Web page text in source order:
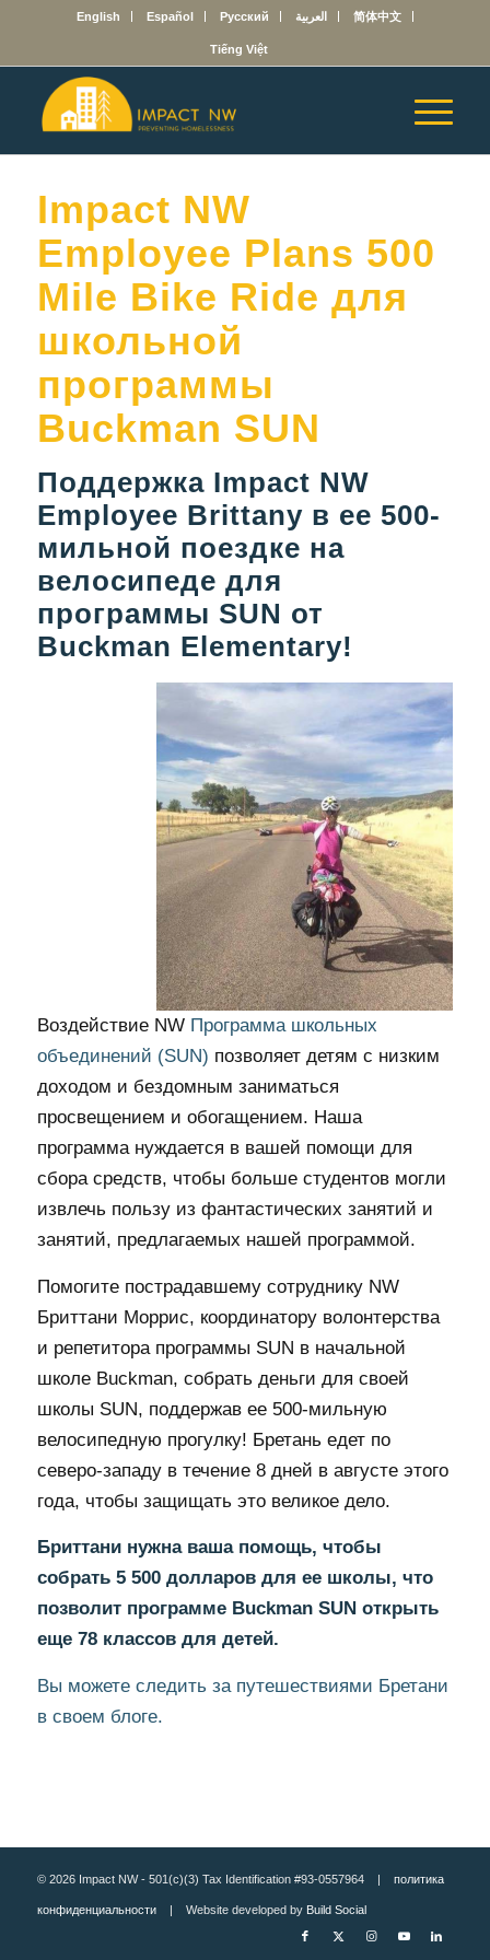
English Español Русский العربية 简体中文
Tiếng Việt
Impact NW
Employee Plans 500
Mile Bike Ride для
школьной
программы
Buckman SUN
Поддержка Impact NW
Employee Brittany в ее 500-
мильной поездке на
велосипеде для
программы SUN от
Buckman Elementary!
Воздействие NW Программа школьных
объединений (SUN) позволяет детям с низким
доходом и бездомным заниматься
просвещением и обогащением. Наша
программа нуждается в вашей помощи для
сбора средств, чтобы больше студентов могли
извлечь пользу из фантастических занятий и
занятий, предлагаемых нашей программой.
Помогите пострадавшему сотруднику NW
Бриттани Моррис, координатору волонтерства
и репетитора программы SUN в начальной
школе Buckman, собрать деньги для своей
школы SUN, поддержав ее 500-мильную
велосипедную прогулку! Бретань едет по
северо-западу в течение 8 дней в августе этого
года, чтобы защищать это великое дело.
Бриттани нужна ваша помощь, чтобы
собрать 5 500 долларов для ее школы, что
позволит программе Buckman SUN открыть
еще 78 классов для детей.
Вы можете следить за путешествиями Бретани
в своем блоге.
© 2026 Impact NW - 501(c)(3) Tax Identification #93-0557964 | политика
конфиденциальности| Website developed by Build Social